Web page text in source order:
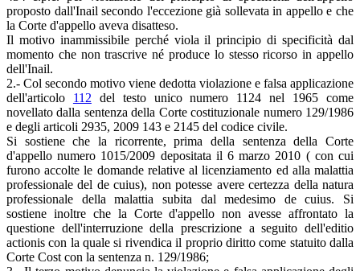
proposto dall'Inail secondo l'eccezione già sollevata in appello e che
la Corte d'appello aveva disatteso.
Il motivo inammissibile perché viola il principio di specificità dal
momento che non trascrive né produce lo stesso ricorso in appello
dell'Inail.
2.- Col secondo motivo viene dedotta violazione e falsa applicazione
dell'articolo 112 del testo unico numero 1124 nel 1965 come
novellato dalla sentenza della Corte costituzionale numero 129/1986
e degli articoli 2935, 2009 143 e 2145 del codice civile.
Si sostiene che la ricorrente, prima della sentenza della Corte
d'appello numero 1015/2009 depositata il 6 marzo 2010 ( con cui
furono accolte le domande relative al licenziamento ed alla malattia
professionale del de cuius), non potesse avere certezza della natura
professionale della malattia subita dal medesimo de cuius. Si
sostiene inoltre che la Corte d'appello non avesse affrontato la
questione dell'interruzione della prescrizione a seguito dell'editio
actionis con la quale si rivendica il proprio diritto come statuito dalla
Corte Cost con la sentenza n. 129/1986;